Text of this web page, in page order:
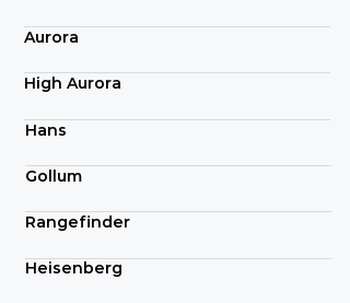
Aurora
High Aurora
Hans
Gollum
Rangefinder
Heisenberg